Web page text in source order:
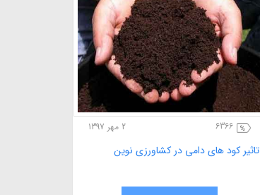
2501 21 آبان 1397
موشن گرافی معرفی وبسایت فروشگاهی ایران